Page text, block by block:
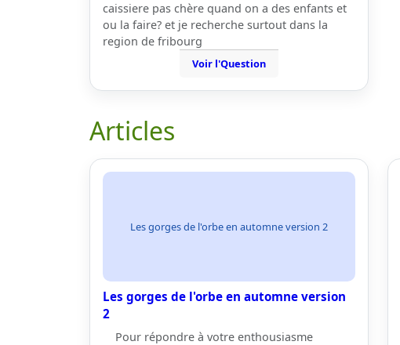
caissiere pas chère quand on a des enfants et
ou la faire? et je recherche surtout dans la
region de fribourg
Voir l'Question
Articles
Les gorges de l'orbe en automne version 2
Les gorges de l'orbe en automne version
2
Pour répondre à votre enthousiasme